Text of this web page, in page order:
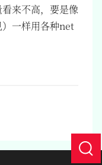
来不高，要是像
一样用各种net